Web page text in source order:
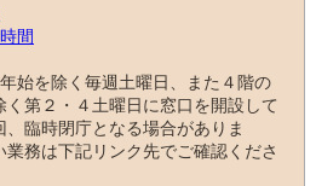
間
始を除く毎週土曜日、また４階の
第２・４土曜日に窓口を開設して
臨時閉庁となる場合がありま
務は下記リンク先でご確認くださ